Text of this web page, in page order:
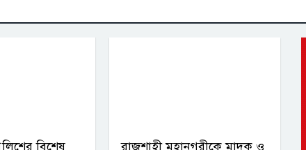
বিশেষ
রাজশাহী মহানগরীকে মাদক ও